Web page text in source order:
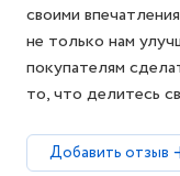
своими
не только нам
покупателям
то, что делитесь
Добавить отзыв